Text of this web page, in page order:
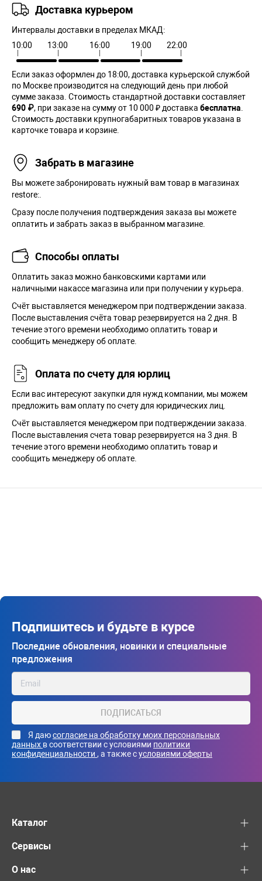
Доставка курьером
Интервалы доставки в пределах МКАД:
10:00
13:00 16:00 19:00 22:00
Если заказ оформлен до 18:00, доставка курьерской службой
по Москве производится на следующий день при любой
сумме заказа. Cтоимость стандартной доставки составляет
690 ₽, при заказе на сумму от 10 000 ₽ доставка бесплатна
Стоимость доставки крупногабаритных товаров указана в
карточке товара и корзине.
Забрать в магазине
Вы можете забронировать нужный вам товар в магазинах
restore:.
Сразу после получения подтверждения заказа вы можете
оплатить и забрать заказ в выбранном магазине.
Способы оплаты
Оплатить заказ можно банковскими картами или
наличными накассе магазина или при получении у курьера.
Cчёт выставляется менеджером при подтверждении заказа.
После выставления счёта товар резервируется на 2 дня. В
течение этого времени необходимо оплатить товар и
сообщить менеджеру об оплате.
Оплата по счету для юрлиц
Если вас интересуют закупки для нужд компании, мы можем
предложить вам оплату по счету для юридических лиц.
Счёт выставляется менеджером при подтверждении заказа.
После выставления счета товар резервируется на 3 дня. В
течение этого времени необходимо оплатить товар и
сообщить менеджеру об оплате.
Подпишитесь и будьте в курсе
Последние обновления, новинки и специальные
предложения
ПОДПИСАТЬСЯ
Я даюсогласие на обработку моих персональных
данных в соответствии с условиями политики
конфиденциальности , а также сусловиями оферты
Каталог
Сервисы
О нас